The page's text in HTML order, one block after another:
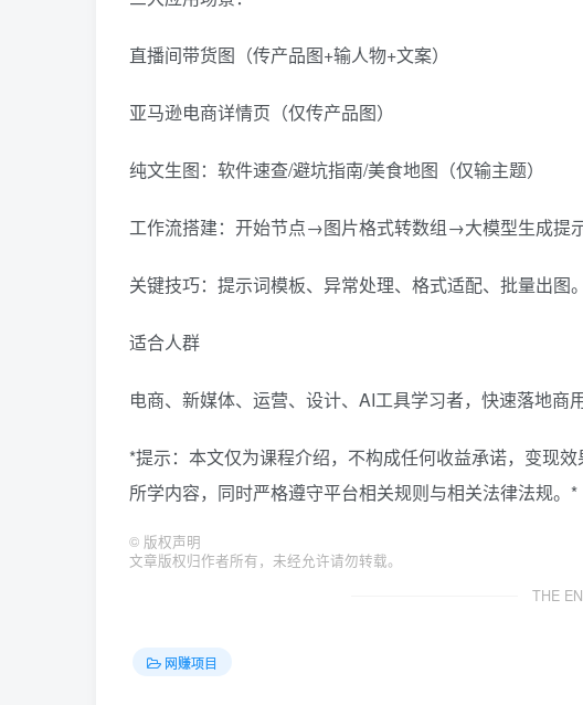
直播间带货图（传产品图+输人物+文案）
亚马逊电商详情页（仅传产品图）
纯文生图：软件速查/避坑指南/美食地图（仅输主题）
工作流搭建：开始节点→图片格式转数组→大模型生成提
关键技巧：提示词模板、异常处理、格式适配、批量出图。
适合人群
电商、新媒体、运营、设计、AI工具学习者，快速落地商
*提示：本文仅为课程介绍，不构成任何收益承诺，变现
所学内容，同时严格遵守平台相关规则与相关法律法规。*
© 版权声明
文章版权归作者所有，未经允许请勿转载。
THE
网赚项目